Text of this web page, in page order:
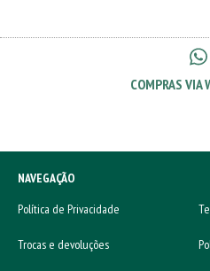
COMPRAS VIA
NAVEGAÇÃO
Política de Privacidade
Trocas e devoluções